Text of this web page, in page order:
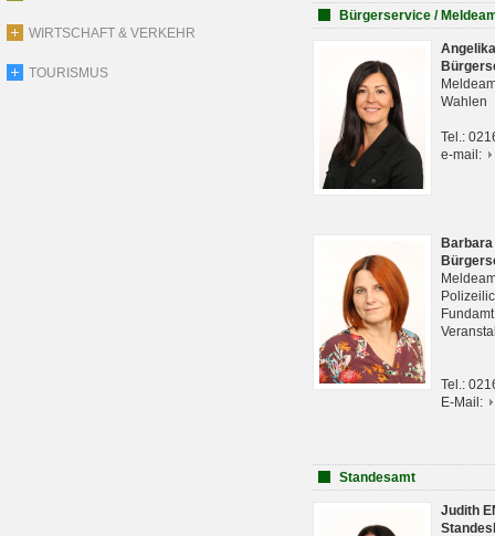
WIRTSCHAFT & VERKEHR
TOURISMUS
Bürgerservice /
Wahlen
Tel.:
e-mail:
Tel.:
E-Mail:
Standesamt
Judith